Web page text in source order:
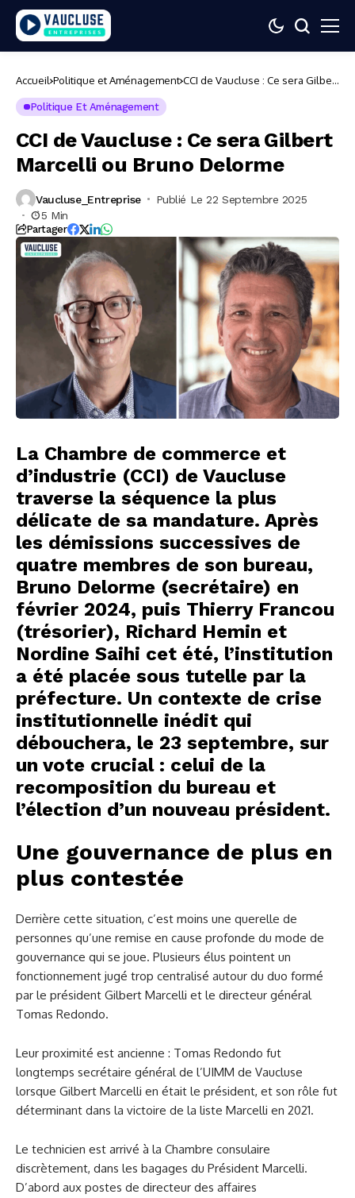
Accueil Politique et Aménagement CCI de Vaucluse : Ce sera Gilbert
Politique Et Aménagement
CCI de Vaucluse : Ce sera Gilbert
Marcelli ou Bruno Delorme
Vaucluse_Entreprise
Publié Le 22 Septembre 2025
5 Min
Partager
La Chambre de commerce et
d’industrie (CCI) de Vaucluse
traverse la séquence la plus
délicate de sa mandature. Après
les démissions successives de
quatre membres de son bureau,
Bruno Delorme (secrétaire) en
février 2024, puis Thierry Francou
(trésorier), Richard Hemin et
Nordine Saihi cet été, l’institution
a été placée sous tutelle par la
préfecture. Un contexte de crise
institutionnelle inédit qui
débouchera, le 23 septembre, sur
un vote crucial : celui de la
recomposition du bureau et
l’élection d’un nouveau président.
Une gouvernance de plus en
plus contestée
Derrière cette situation, c’est moins une querelle de
personnes qu’une remise en cause profonde du mode de
gouvernance qui se joue. Plusieurs élus pointent un
fonctionnement jugé trop centralisé autour du duo formé
par le président Gilbert Marcelli et le directeur général
Tomas Redondo.
Leur proximité est ancienne : Tomas Redondo fut
longtemps secrétaire général de l’UIMM de Vaucluse
lorsque Gilbert Marcelli en était le président, et son rôle fut
déterminant dans la victoire de la liste Marcelli en 2021.
Le technicien est arrivé à la Chambre consulaire
discrètement, dans les bagages du Président Marcelli.
D’abord aux postes de directeur des affaires